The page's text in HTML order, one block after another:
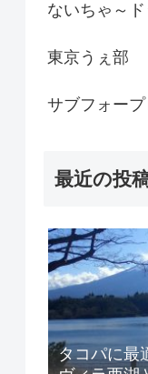
ないちゃ～
東京うぇ部
サブフォー
最近の投
タコパに最